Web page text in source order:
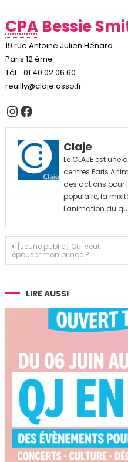
CPABessie
19 rue Antoine Julien Hénard
Paris 12 ème
Tél. : 01.40.02.06.60
reuilly@claje.asso.fr
Instagram
Facebook
Claje
Le CLAJE est une
centres Paris
des actions pour
populaire, la
l'animation du
Navigation
de
l’article
[Jeune public] Qui veut
épouser mon prince ?
LIRE AUSSI